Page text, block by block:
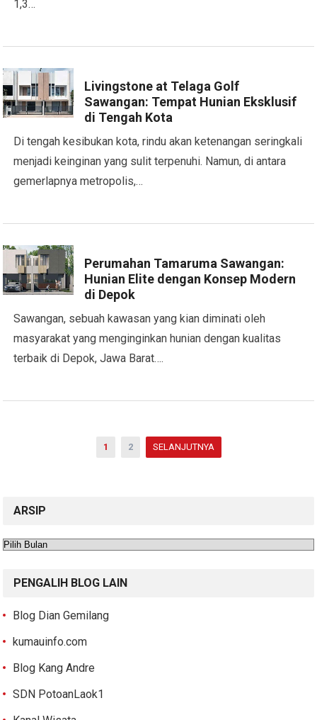
1,3…
Livingstone at Telaga Golf
Sawangan: Tempat Hunian Eksklusif
di Tengah Kota
Di tengah kesibukan kota, rindu akan ketenangan seringkali
menjadi keinginan yang sulit terpenuhi. Namun, di antara
gemerlapnya metropolis,…
Perumahan Tamaruma Sawangan:
Hunian Elite dengan Konsep Modern
di Depok
Sawangan, sebuah kawasan yang kian diminati oleh
masyarakat yang menginginkan hunian dengan kualitas
terbaik di Depok, Jawa Barat….
1 2 SELANJUTNYA
ARSIP
Arsip
PENGALIH BLOG LAIN
Blog Dian Gemilang
kumauinfo.com
Blog Kang Andre
SDN PotoanLaok1